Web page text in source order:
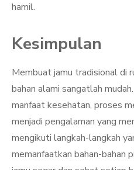
hamil.
Kesimpulan
Membuat jamu tradisional di
bahan alami sangatlah
manfaat kesehatan, proses
menjadi pengalaman yang
mengikuti langkah-langkah
memanfaatkan bahan-bahan